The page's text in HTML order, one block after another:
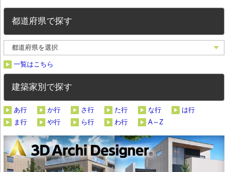
都道府県で探す
一覧はこちら
建築家別で探す
あ行 か行 さ行 た行 な行
は行
ま行
や行 ら行 わ行 A～Z